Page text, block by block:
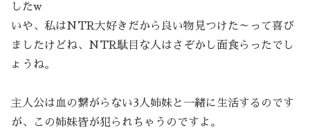
したw
いや、私はNTR大好きだから良い物見つけた～って喜び
ましたけどね、NTR駄目な人はさぞかし面食らったでし
ょうね。
主人公は血の繋がらない3人姉妹と一緒に生活するのです
が、この姉妹皆が犯られちゃうのですよ。